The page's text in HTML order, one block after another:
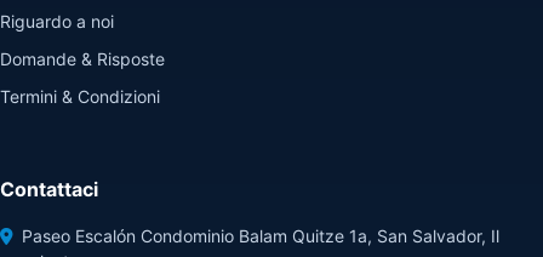
Riguardo a noi
Domande & Risposte
Termini & Condizioni
Contattaci
Paseo Escalón Condominio Balam Quitze 1a, San Salvador, Il